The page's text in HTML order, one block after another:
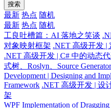
搜索
最新 热点 随机
最新 热点 随机
工良吐槽篇：AI 落地之笑谈
对象映射框架 .NET 高级开发 |
.NET 高级开发 | C# 中的动态
式树、Roslyn、Source
Development | Designing and
Framework .NET 高级开发 | 设
架
WPF Implementation of Dragging